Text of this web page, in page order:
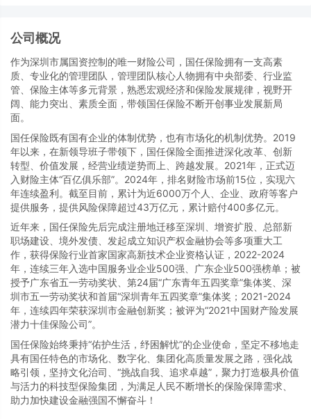
公司概况
作为深圳市属国资控制的唯一财险公司，国任保险拥有一支高素
质、专业化的管理团队，管理团队核心人物拥有中央部委、行业监
管、保险主体等多元背景，熟悉宏观经济和保险发展规律，视野开
阔、能力突出、素质全面，带领国任保险不断开创事业发展新局
面。
国任保险既有国有企业的体制优势，也有市场化的机制优势。2019
年以来，在新领导班子带领下，国任保险全面推进深化改革、创新
转型、价值发展，经营业绩逆势而上、跨越发展。2021年，正式迈
入财险主体“百亿俱乐部”。2024年，排名财险市场前15位，实现六
年连续盈利。截至目前，累计为近6000万个人、企业、政府等客户
提供服务，提供风险保障超过43万亿元，累计赔付400多亿元。
近年来，国任保险先后完成注册地迁移至深圳、增资扩股、总部新
职场建设、境外发债、发起成立知识产权金融协会等多项重大工
作，获得保险行业首家国家高新技术企业资格认证，2022-2024
年，连续三年入选中国服务业企业500强、广东企业500强榜单；被
授予广东省五一劳动奖状、第24届“广东青年五四奖章”集体奖、深
圳市五一劳动奖状和首届“深圳青年五四奖章”集体奖；2021-2024
年，连续四年荣获深圳市金融创新奖；被评为“2021中国财产险发展
潜力十佳保险公司”。
国任保险始终秉持“佑护生活，纾困解忧”的企业使命，坚定不移地走
具有国任特色的市场化、数字化、集团化高质量发展之路，强化战
略引领，坚持文化治司、“挑战自我、追求卓越”，聚力打造极具价值
与活力的科技型保险集团，为满足人民不断增长的保险保障需求、
助力加快建设金融强国不懈奋斗！